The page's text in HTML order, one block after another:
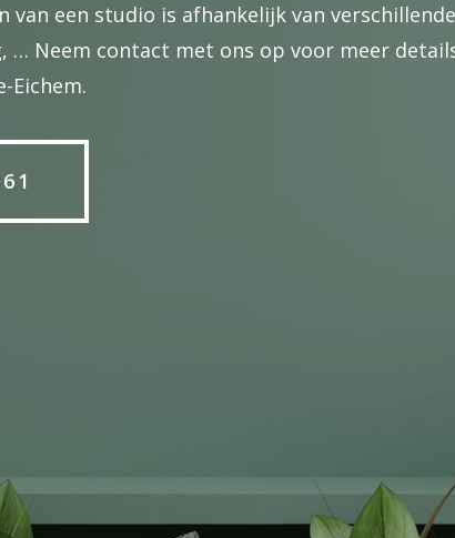
van een studio is afhankelijk van
… Neem contact met ons op voor meer
Eichem.